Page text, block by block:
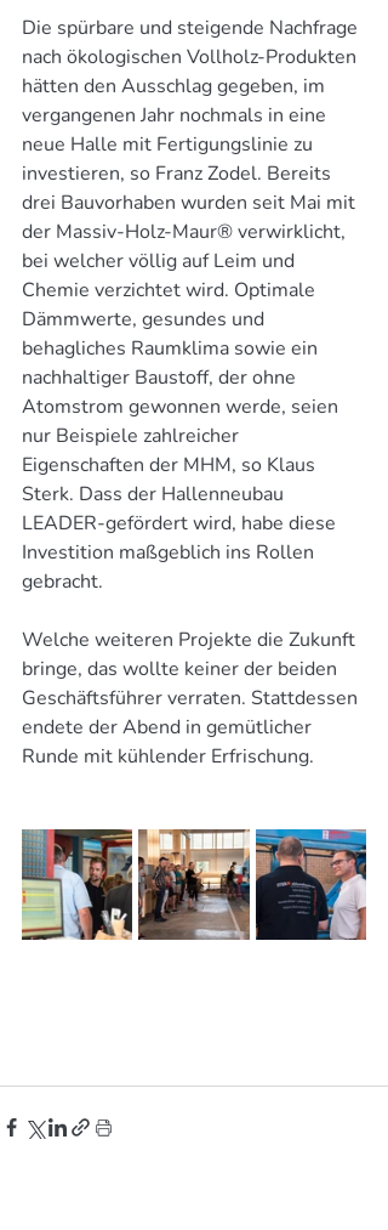
Die spürbare und steigende Nachfrage
nach ökologischen Vollholz-Produkten
hätten den Ausschlag gegeben, im
vergangenen Jahr nochmals in eine
neue Halle mit Fertigungslinie zu
investieren, so Franz Zodel. Bereits
drei Bauvorhaben wurden seit Mai mit
der Massiv-Holz-Maur® verwirklicht,
bei welcher völlig auf Leim und
Chemie verzichtet wird. Optimale
Dämmwerte, gesundes und
behagliches Raumklima sowie ein
nachhaltiger Baustoff, der ohne
Atomstrom gewonnen werde, seien
nur Beispiele zahlreicher
Eigenschaften der MHM, so Klaus
Sterk. Dass der Hallenneubau
LEADER-gefördert wird, habe diese
Investition maßgeblich ins Rollen
gebracht.
Welche weiteren Projekte die Zukunft
bringe, das wollte keiner der beiden
Geschäftsführer verraten. Stattdessen
endete der Abend in gemütlicher
Runde mit kühlender Erfrischung.